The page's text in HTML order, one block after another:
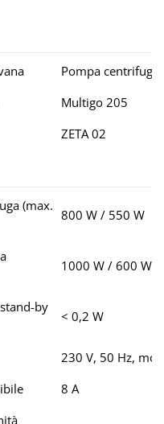
Pompa centrifuga
Multigo 205
ZETA 02
(max.
800 W / 550 W
1000 W / 600 W
by
< 0,2 W
230 V, 50 Hz,
8 A